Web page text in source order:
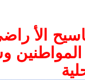
الأ